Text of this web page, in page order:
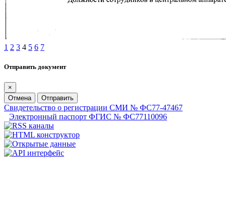
1 2 3 4 5 6 7
Отправить документ
×
Отмена
Отправить
Свидетельство о регистрации СМИ № ФС77-47467
Электронный паспорт ФГИС № ФС77110096